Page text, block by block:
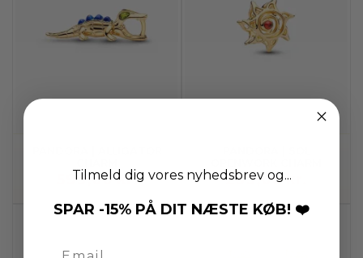
599,00 kr. 299,00 kr.
Tilmeld dig vores nyhedsbrev og...
SPAR -15% PÅ DIT NÆSTE KØB! ❤️